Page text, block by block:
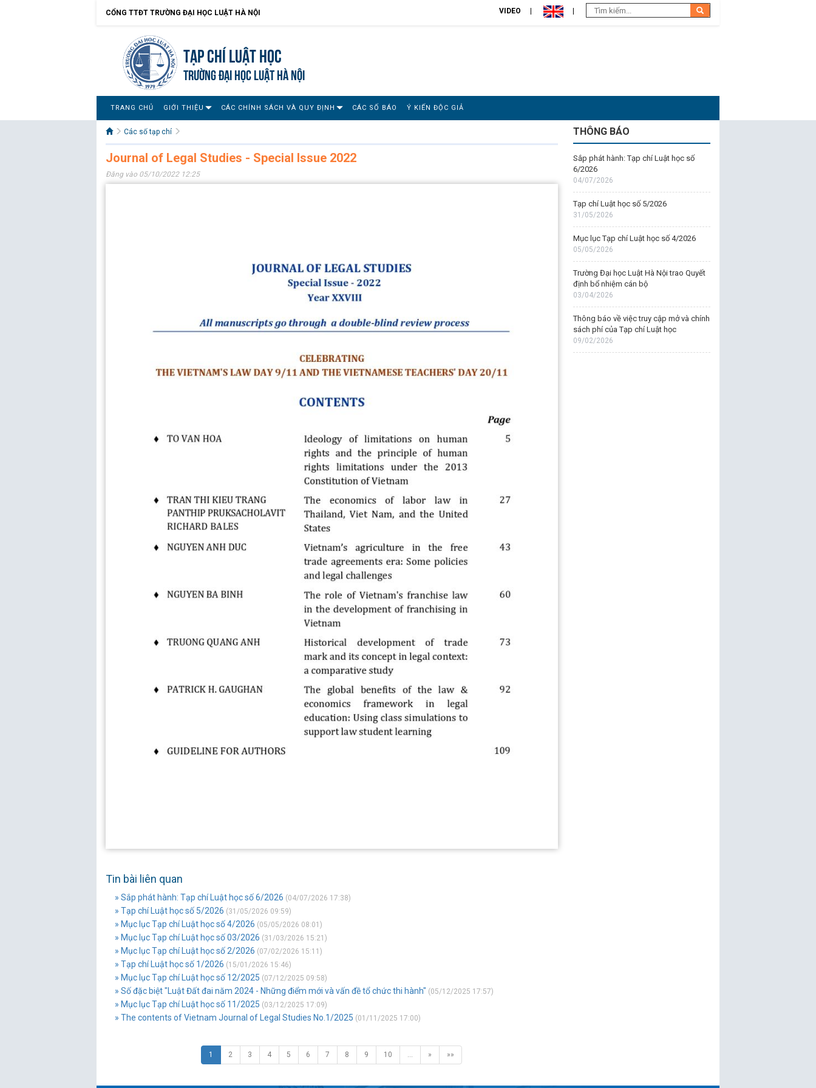
CỔNG TTĐT TRƯỜNG ĐẠI HỌC LUẬT HÀ NỘI VIDEO
Tạp chí Luật học
TRƯỜNG ĐẠI HỌC LUẬT HÀ NỘI
TRANG CHỦ GIỚI THIỆU CÁC CHÍNH SÁCH VÀ QUY ĐỊNH CÁC SỐ BÁO Ý KIẾN ĐỘC GIẢ
Các số tạp chí
Journal of Legal Studies - Special Issue 2022
Đăng vào 05/10/2022 12:25
Tin bài liên quan
» Sắp phát hành: Tạp chí Luật học số 6/2026 (04/07/2026 17:38)
» Tạp chí Luật học số 5/2026 (31/05/2026 09:59)
» Mục lục Tạp chí Luật học số 4/2026 (05/05/2026 08:01)
» Mục lục Tạp chí Luật học số 03/2026 (31/03/2026 15:21)
» Mục lục Tạp chí Luật học số 2/2026 (07/02/2026 15:11)
» Tạp chí Luật học số 1/2026 (15/01/2026 15:46)
» Mục lục Tạp chí Luật học số 12/2025 (07/12/2025 09:58)
» Số đặc biệt "Luật Đất đai năm 2024 - Những điểm mới và vấn đề tổ chức thi hành" (05/12/2025 17:57)
» Mục lục Tạp chí Luật học số 11/2025 (03/12/2025 17:09)
» The contents of Vietnam Journal of Legal Studies No.1/2025 (01/11/2025 17:00)
1 2 3 4 5 6 7 8 9 10 … » »»
THÔNG BÁO
Sắp phát hành: Tạp chí Luật học số
6/2026
04/07/2026
Tạp chí Luật học số 5/2026
31/05/2026
Mục lục Tạp chí Luật học số 4/2026
05/05/2026
Trường Đại học Luật Hà Nội trao Quyết
định bổ nhiệm cán bộ
03/04/2026
Thông báo về việc truy cập mở và chính
sách phí của Tạp chí Luật học
09/02/2026